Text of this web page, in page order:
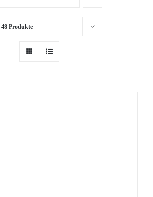
48 Produkte